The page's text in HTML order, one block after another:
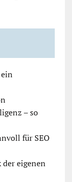
– so
für SEO
der eigenen